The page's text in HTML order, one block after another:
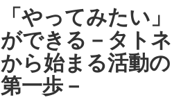
「やってみたい」
ができる－タトネ
から始まる活動の
第一歩－